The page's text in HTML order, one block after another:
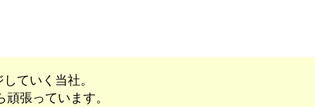
ていく当社。
張っています。